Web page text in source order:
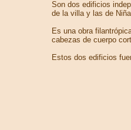
Son dos edificios
de la villa y las de
Es una obra
cabezas de cuerpo
Estos dos edificios